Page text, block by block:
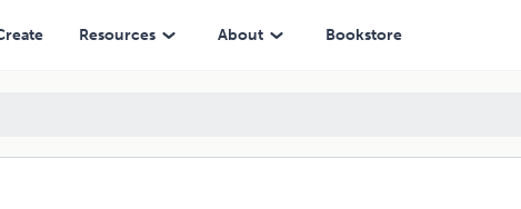
Resources About Bookstore